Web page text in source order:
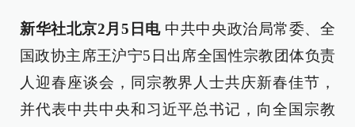
新华社北京2月5日电中共中央政治局常委、全
国政协主席王沪宁5日出席全国性宗教团体负责
人迎春座谈会，同宗教界人士共庆新春佳节，
并代表中共中央和习近平总书记，向全国宗教